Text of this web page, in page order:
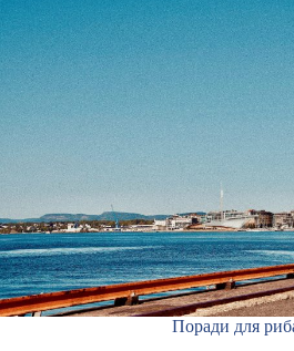
Поради для